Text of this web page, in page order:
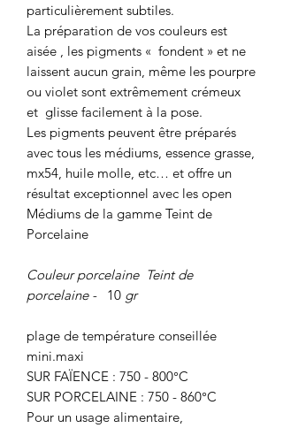
particulièrement subtiles.
La préparation de vos couleurs est
aisée , les pigments « fondent » et ne
laissent aucun grain, même les pourpre
ou violet sont extrêmement crémeux
et glisse facilement à la pose.
Les pigments peuvent être préparés
avec tous les médiums, essence grasse,
mx54, huile molle, etc… et offre un
résultat exceptionnel avec les open
Médiums de la gamme Teint de
Porcelaine
Couleur porcelaine Teint de
porcelaine -
10 gr
plage de température conseillée
mini.maxi
SUR FAÏENCE : 750 - 800°C
SUR PORCELAINE : 750 - 860°C
Pour un usage alimentaire,